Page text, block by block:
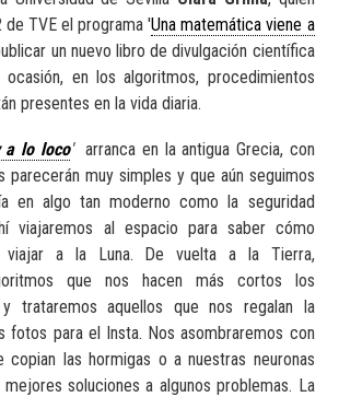
de TVE el programa 'Una matemática viene a
un nuevo libro de divulgación científica
en los algoritmos, procedimientos
presentes en la vida diaria.
a lo loco'arranca en la antigua Grecia, con
parecerán muy simples y que aún seguimos
en algo tan moderno como la seguridad
viajaremos al espacio para saber cómo
viajar a la Luna. De vuelta a la Tierra,
que nos hacen más cortos los
y trataremos aquellos que nos regalan la
fotos para el Insta. Nos asombraremos con
copian las hormigas o a nuestras neuronas
soluciones a algunos problemas. La